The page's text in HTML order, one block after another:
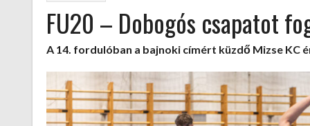
FU20 – Dobogós csapatot
A 14. fordulóban a bajnoki címért küzdő Mizse KC